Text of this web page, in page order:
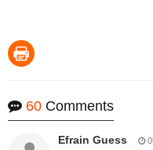
60 Comments
Efrain Guess